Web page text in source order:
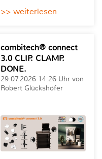
>> weiterlesen
combitech® connect
3.0 CLIP. CLAMP.
DONE.
29.07.2026 14:26 Uhr von
Robert Glückshöfer